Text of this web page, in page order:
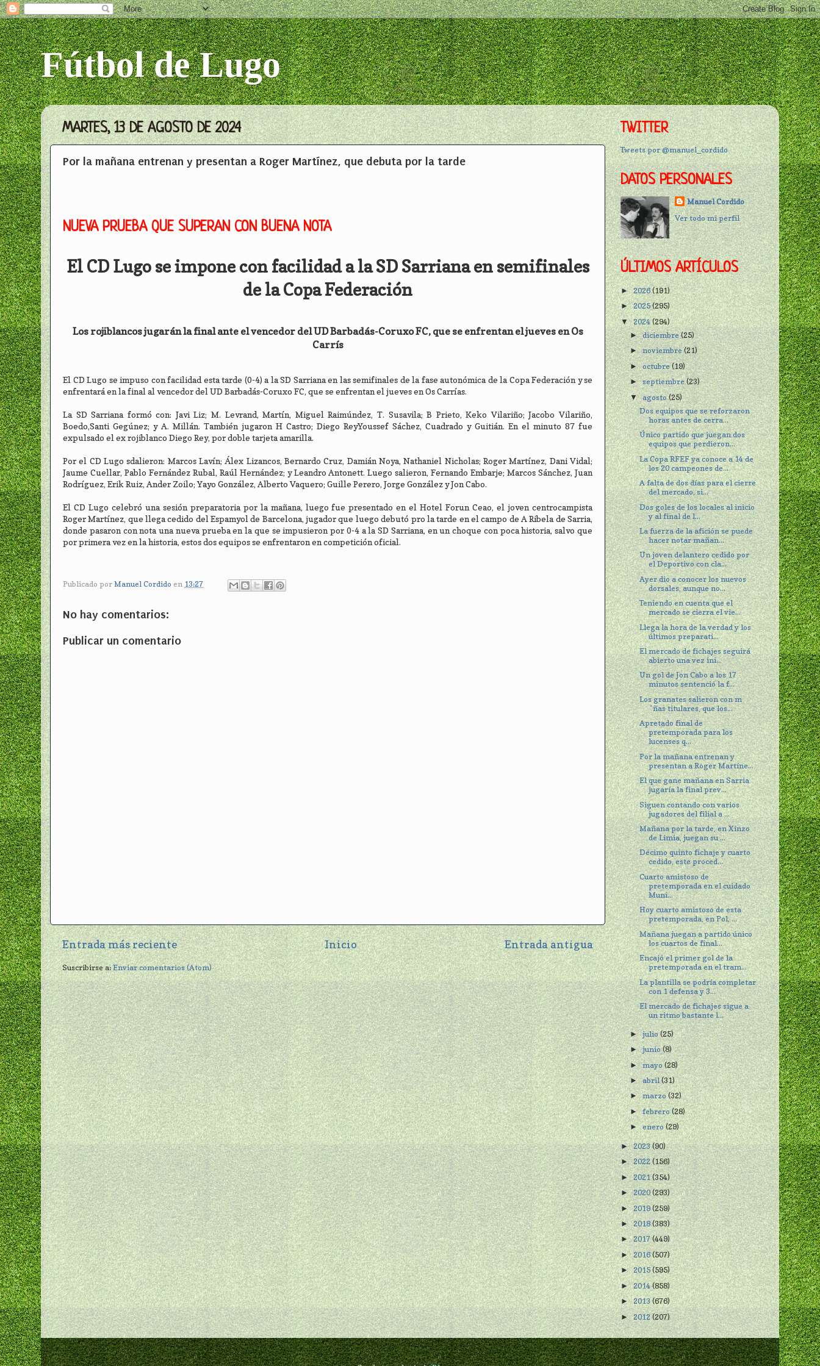
Fútbol de Lugo
MARTES, 13 DE AGOSTO DE 2024
Por la mañana entrenan y presentan a Roger Martínez, que debuta por la tarde
NUEVA PRUEBA QUE SUPERAN CON BUENA NOTA
El CD Lugo se impone con facilidad a la SD Sarriana en semifinales
de la Copa Federación
Los rojiblancos jugarán la final ante el vencedor del UD Barbadás-Coruxo FC, que se enfrentan el jueves en Os
Carrís
El CD Lugo se impuso con facilidad esta tarde (0-4) a la SD Sarriana en las semifinales de la fase autonómica de la Copa Federación y se
enfrentará en la final al vencedor del UD Barbadás-Coruxo FC, que se enfrentan el jueves en Os Carrías.
La SD Sarriana formó con: Javi Liz; M. Levrand, Martín, Miguel Raimúndez, T. Susavila; B Prieto, Keko Vilariño; Jacobo Vilariño,
Boedo,Santi Gegúnez; y A. Millán. También jugaron H Castro; Diego ReyYoussef Sáchez, Cuadrado y Guitián. En el minuto 87 fue
expulsado el ex rojiblanco Diego Rey, por doble tarjeta amarilla.
Por el CD Lugo sdalieron: Marcos Lavín; Álex Lizancos, Bernardo Cruz, Damián Noya, Nathaniel Nicholas; Roger Martínez, Dani Vidal;
Jaume Cuellar, Pablo Fernández Rubal, Raúl Hernández; y Leandro Antonett. Luego salieron, Fernando Embarje; Marcos Sánchez, Juan
Rodríguez, Erik Ruiz, Ander Zoilo; Yayo González, Alberto Vaquero; Guille Perero, Jorge González y Jon Cabo.
El CD Lugo celebró una sesión preparatoria por la mañana, luego fue presentado en el Hotel Forun Ceao, el joven centrocampista
Roger Martínez, que llega cedido del Espamyol de Barcelona, jugador que luego debutó pro la tarde en el campo de A Ribela de Sarria,
donde pasaron con nota una nueva prueba en la que se impusieron por 0-4 a la SD Sarriana, en un choque con poca historia, salvo que
por primera vez en la historia, estos dos equipos se enfrentaron en competición oficial.
Publicado por Manuel Cordido en 13:27
No hay comentarios:
Publicar un comentario
Entrada más reciente Entrada antigua
Inicio
Suscribirse a:Enviar comentarios (Atom)
TWITTER
Tweets por @manuel_cordido
DATOS PERSONALES
Manuel Cordido
Ver todo mi perfil
ÚLTIMOS ARTÍCULOS
►2026(191)
►2025(295)
▼2024(294)
►diciembre(25)
►noviembre(21)
►octubre(19)
►septiembre(23)
▼agosto(25)
Dos equipos que se reforzaron
horas antes de cerra...
Único partido que juegan dos
equipos que perdieron...
La Copa RFEF ya conoce a 14 de
los 20 campeones de...
A falta de dos días para el cierre
del mercado, si...
Dos goles de los locales al inicio
y al final de l...
La fuerza de la afición se puede
hacer notar mañan...
Un joven delantero cedido por
el Deportivo con cla...
Ayer dio a conocer los nuevos
dorsales, aunque no...
Teniendo en cuenta que el
mercado se cierra el vie...
Llega la hora de la verdad y los
últimos preparati...
El mercado de fichajes seguirá
abierto una vez ini...
Un gol de Jon Cabo a los 17
minutos sentenció la f...
Los granates salieron con m
´ñas titulares, que los...
Apretado final de
pretemporada para los
lucenses q...
Por la mañana entrenan y
presentan a Roger Martíne...
El que gane mañana en Sarria
jugaría la final prev...
Siguen contando con varios
jugadores del filial a ...
Mañana por la tarde, en Xinzo
de Limia, juegan su ...
Décimo quinto fichaje y cuarto
cedido, este proced...
Cuarto amistoso de
pretemporada en el cuidado
Muni...
Hoy cuarto amistoso de esta
pretemporada, en Pol, ...
Mañana juegan a partido único
los cuartos de final...
Encajó el primer gol de la
pretemporada en el tram...
La plantilla se podría completar
con 1 defensa y 3...
El mercado de fichajes sigue a
un ritmo bastante l...
►julio(25)
►junio(8)
►mayo(28)
►abril(31)
►marzo(32)
►febrero(28)
►enero(29)
►2023(90)
►2022(156)
►2021(354)
►2020(293)
►2019(259)
►2018(383)
►2017(449)
►2016(507)
►2015(595)
►2014(858)
►2013(676)
►2012(207)